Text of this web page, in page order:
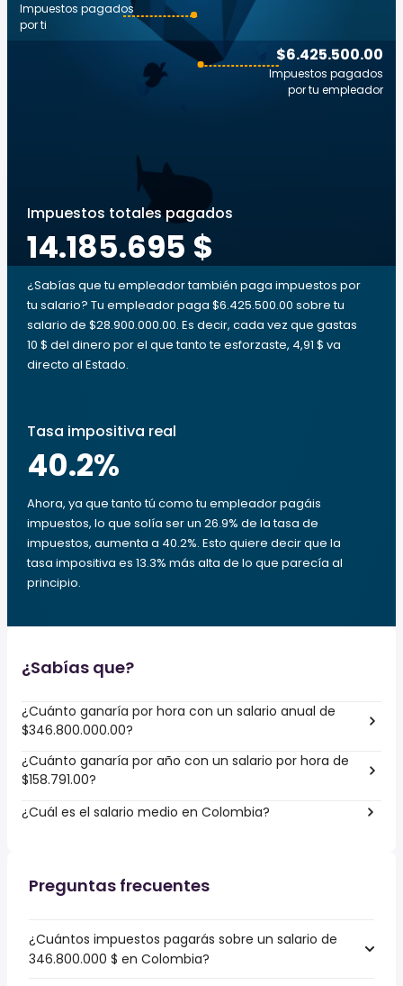
$6.425.500.00
Impuestos pagados
por tu empleador
Impuestos pagados
por ti
Impuestos totales pagados
14.185.695 $
¿Sabías que tu empleador también paga impuestos por
tu salario? Tu empleador paga $6.425.500.00 sobre tu
salario de $28.900.000.00. Es decir, cada vez que gastas
10 $ del dinero por el que tanto te esforzaste, 4,91 $ va
directo al Estado.
Tasa impositiva real
40.2%
Ahora, ya que tanto tú como tu empleador pagáis
impuestos, lo que solía ser un 26.9% de la tasa de
impuestos, aumenta a 40.2%. Esto quiere decir que la
tasa impositiva es 13.3% más alta de lo que parecía al
principio.
¿Sabías que?
¿Cuánto ganaría por hora con un salario anual de
$346.800.000.00?
¿Cuánto ganaría por año con un salario por hora de
$158.791.00?
¿Cuál es el salario medio en Colombia?
Preguntas frecuentes
¿Cuántos impuestos pagarás sobre un salario de
346.800.000 $ en Colombia?